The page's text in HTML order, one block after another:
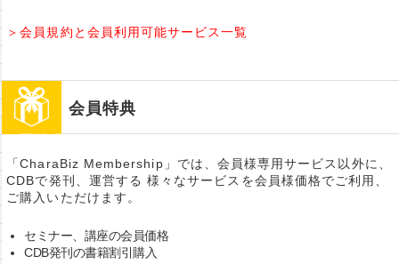
＞会員規約と会員利用可能サービス一覧
会員特典
「CharaBiz Membership」では、会員様専用サービス以外に、
CDBで発刊、運営する 様々なサービスを会員様価格でご利用、
ご購入いただけます。
セミナー、講座の会員価格
CDB発刊の書籍割引購入